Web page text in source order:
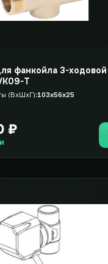
фанкойла 3-ходовой
T
(ВxШxГ) 103x56x25
₽